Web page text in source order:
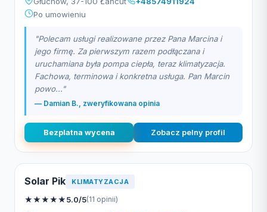
Po umowieniu
"Polecam usługi realizowane przez Pana Marcina i
jego firmę. Za pierwszym razem podłączana i
uruchamiana była pompa ciepła, teraz klimatyzacja.
Fachowa, terminowa i konkretna usługa. Pan Marcin
powo..."
— Damian B., zweryfikowana opinia
Bezplatna wycena Zobacz pelny profil
Solar Pik KLIMATYZACJA
★★★★★5.0/5(11 opinii)